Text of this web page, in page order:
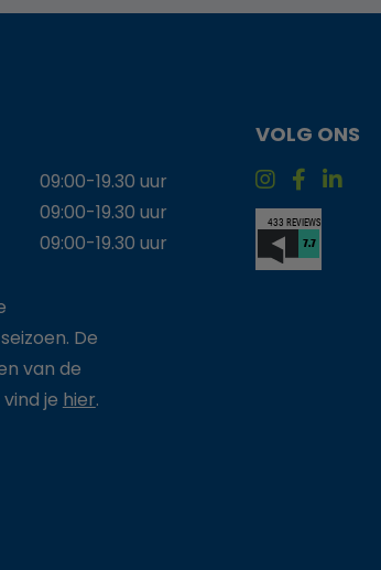
09:00-19.30 uur
09:00-19.30 uur
09:00-19.30 uur
De
van de
je hier.
VOLG ONS